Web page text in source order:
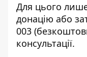
Для цього
донацію або
003
консультації.